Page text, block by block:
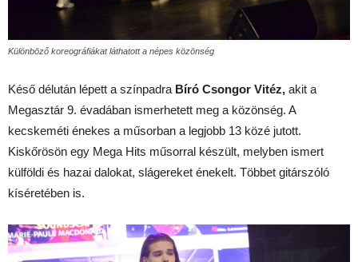
Különböző koreográfiákat láthatott a népes közönség
Késő délután lépett a színpadra Bíró Csongor Vitéz, akit a
Megasztár 9. évadában ismerhetett meg a közönség. A
kecskeméti énekes a műsorban a legjobb 13 közé jutott.
Kiskőrösön egy Mega Hits műsorral készült, melyben ismert
külföldi és hazai dalokat, slágereket énekelt. Többet gitárszóló
kíséretében is.